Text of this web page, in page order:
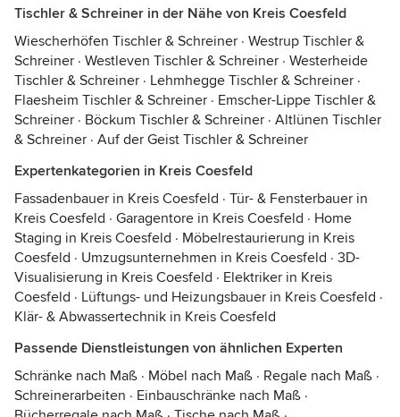
Tischler & Schreiner in der Nähe von Kreis Coesfeld
Wiescherhöfen Tischler & Schreiner · Westrup Tischler &
Schreiner · Westleven Tischler & Schreiner · Westerheide
Tischler & Schreiner · Lehmhegge Tischler & Schreiner ·
Flaesheim Tischler & Schreiner · Emscher-Lippe Tischler &
Schreiner · Böckum Tischler & Schreiner · Altlünen Tischler
& Schreiner · Auf der Geist Tischler & Schreiner
Expertenkategorien in Kreis Coesfeld
Fassadenbauer in Kreis Coesfeld · Tür- & Fensterbauer in
Kreis Coesfeld · Garagentore in Kreis Coesfeld · Home
Staging in Kreis Coesfeld · Möbelrestaurierung in Kreis
Coesfeld · Umzugsunternehmen in Kreis Coesfeld · 3D-
Visualisierung in Kreis Coesfeld · Elektriker in Kreis
Coesfeld · Lüftungs- und Heizungsbauer in Kreis Coesfeld ·
Klär- & Abwassertechnik in Kreis Coesfeld
Passende Dienstleistungen von ähnlichen Experten
Schränke nach Maß · Möbel nach Maß · Regale nach Maß ·
Schreinerarbeiten · Einbauschränke nach Maß ·